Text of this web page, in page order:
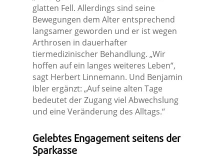
glatten Fell. Allerdings sind seine
Bewegungen dem Alter entsprechend
langsamer geworden und er ist wegen
Arthrosen in dauerhafter
tiermedizinischer Behandlung. „Wir
hoffen auf ein langes weiteres Leben“,
sagt Herbert Linnemann. Und Benjamin
Ibler ergänzt: „Auf seine alten Tage
bedeutet der Zugang viel Abwechslung
und eine Veränderung des Alltags.“
Gelebtes Engagement seitens der
Sparkasse